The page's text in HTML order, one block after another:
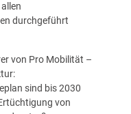
durchgeführt
von Pro Mobilität –
sind bis 2030
von